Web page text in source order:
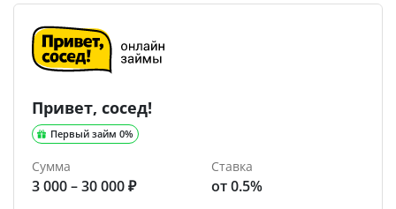
Привет, сосед!
Первый займ 0%
Сумма
3 000 – 30 000 ₽
Ставка
от 0.5%